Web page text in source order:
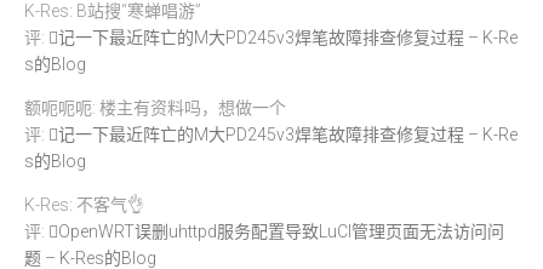
K-Res: B站搜“寒蝉唱游”
评:
记一下最近阵亡的M大PD245v3焊笔故障排查修复过程 – K-Re
s的Blog
额呃呃呃: 楼主有资料吗，想做一个
评:
记一下最近阵亡的M大PD245v3焊笔故障排查修复过程 – K-Re
s的Blog
K-Res: 不客气👌
评:
OpenWRT误删uhttpd服务配置导致LuCI管理页面无法访问问
题 – K-Res的Blog